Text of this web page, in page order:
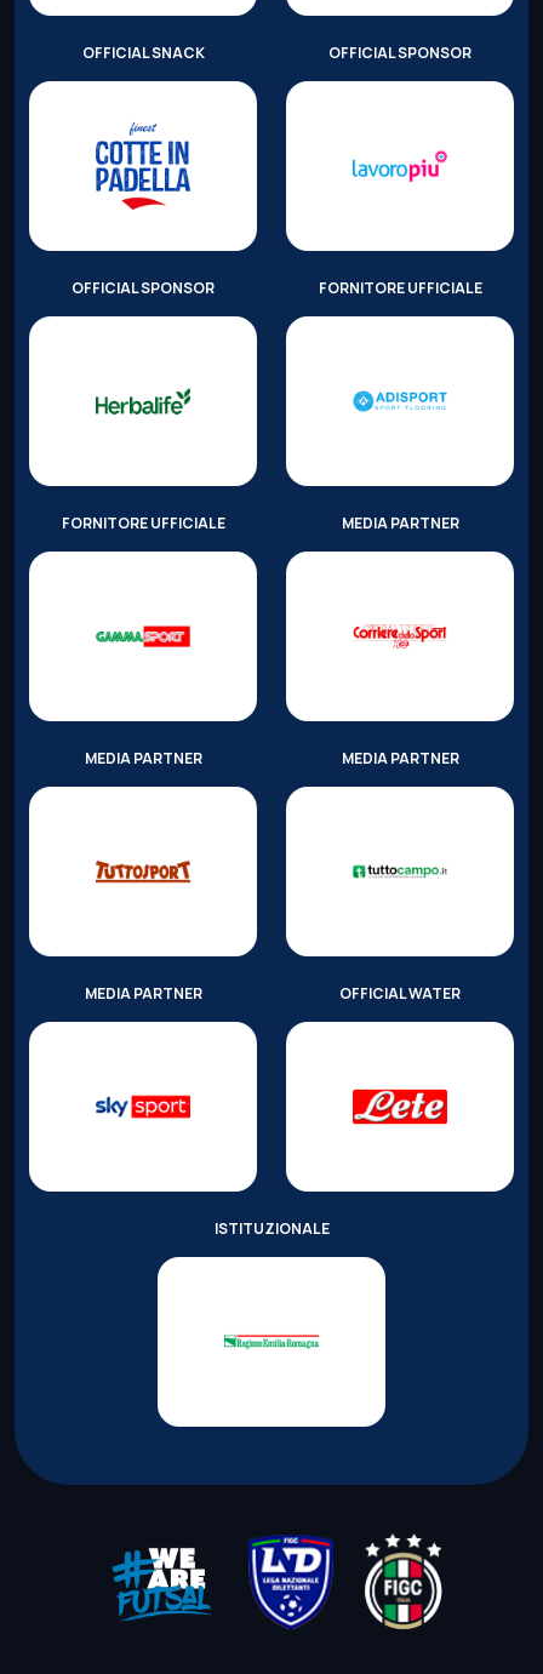
OFFICIAL SNACK OFFICIAL SPONSOR
OFFICIAL SPONSOR FORNITORE UFFICIALE
FORNITORE UFFICIALE MEDIA PARTNER
MEDIA PARTNER MEDIA PARTNER
MEDIA PARTNER OFFICIAL WATER
ISTITUZIONALE